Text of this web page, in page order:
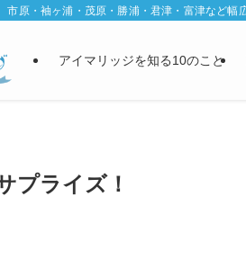
原・袖ヶ浦・茂原・勝浦・君津・富津など幅
アイマリッジを知る10のこと
プライズ！